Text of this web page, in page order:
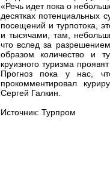
«Речь идет пока о
десятках потенциальных
посещений и турпотока,
и тысячами, там,
что вслед за
образом количество и
круизного туризма
Прогноз пока у нас,
прокомментировал
Сергей Галкин.
Источник: Турпром